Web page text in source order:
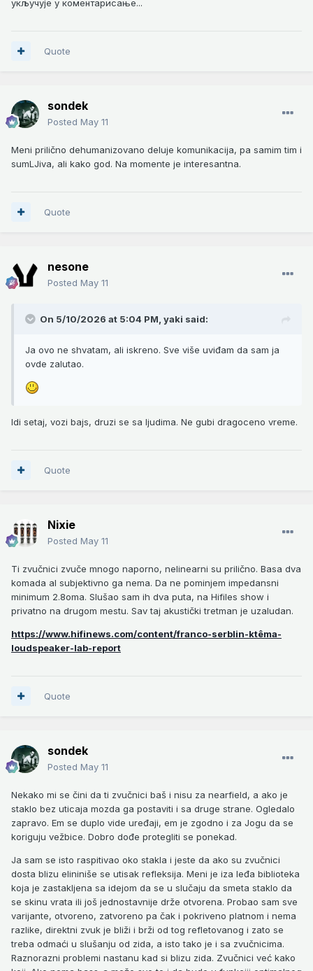
укључује у коментарисање...
Quote
sondek
Posted May 11
Meni prilično dehumanizovano deluje komunikacija, pa samim tim i
sumLJiva, ali kako god. Na momente je interesantna.
Quote
nesone
Posted May 11
On 5/10/2026 at 5:04 PM, yaki said:
Ja ovo ne shvatam, ali iskreno. Sve više uviđam da sam ja
ovde zalutao.
Idi setaj, vozi bajs, druzi se sa ljudima. Ne gubi dragoceno vreme.
Quote
Nixie
Posted May 11
Ti zvučnici zvuče mnogo naporno, nelinearni su prilično. Basa dva
komada al subjektivno ga nema. Da ne pominjem impedansni
minimum 2.8oma. Slušao sam ih dva puta, na Hifiles show i
privatno na drugom mestu. Sav taj akustički tretman je uzaludan.
https://www.hifinews.com/content/franco-serblin-ktêma-
loudspeaker-lab-report
Quote
sondek
Posted May 11
Nekako mi se čini da ti zvučnici baš i nisu za nearfield, a ako je
staklo bez uticaja mozda ga postaviti i sa druge strane. Ogledalo
zapravo. Em se duplo vide uređaji, em je zgodno i za Jogu da se
koriguju vežbice. Dobro dođe protegliti se ponekad.
Ja sam se isto raspitivao oko stakla i jeste da ako su zvučnici
dosta blizu elininiše se utisak refleksija. Meni je iza leđa biblioteka
koja je zastakljena sa idejom da se u slučaju da smeta staklo da
se skinu vrata ili još jednostavnije drže otvorena. Probao sam sve
varijante, otvoreno, zatvoreno pa čak i pokriveno platnom i nema
razlike, direktni zvuk je bliži i brži od tog refletovanog i zato se
treba odmaći u slušanju od zida, a isto tako je i sa zvučnicima.
Raznorazni problemi nastanu kad si blizu zida. Zvučnici već kako